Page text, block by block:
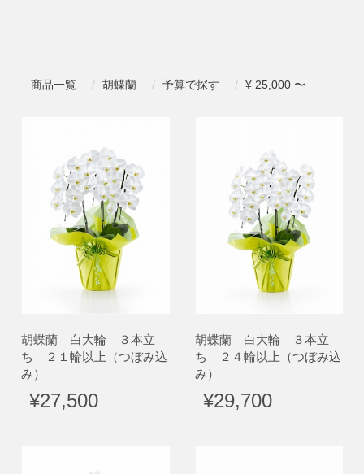
商品一覧 胡蝶蘭 予算で探す ¥ 25,000 〜
胡蝶蘭 白大輪 ３本立
ち ２１輪以上（つぼみ込
み）
¥27,500
胡蝶蘭 白大輪 ３本立
ち ２４輪以上（つぼみ込
み）
¥29,700